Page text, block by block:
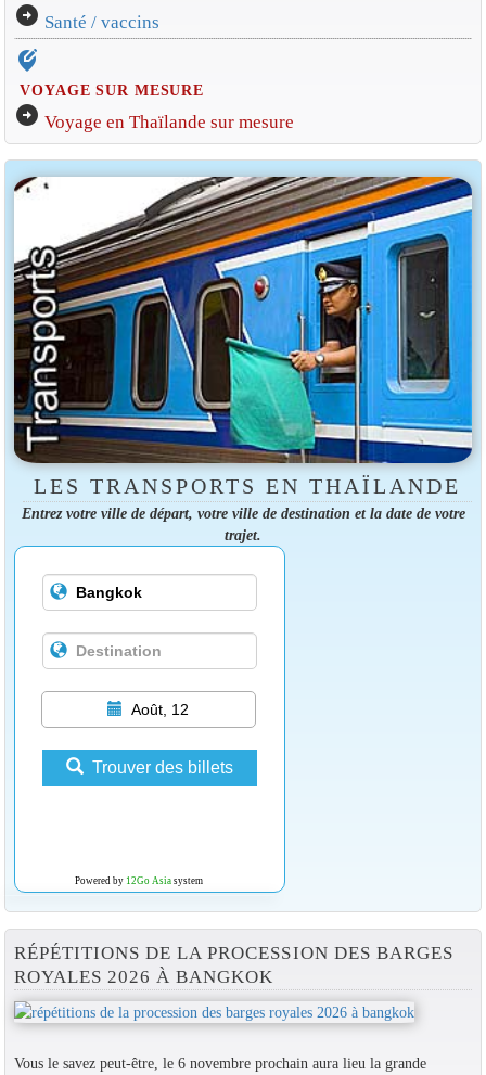
arrow_circle_right Santé / vaccins
edit_location_alt
VOYAGE SUR MESURE
arrow_circle_right Voyage en Thaïlande sur mesure
LES TRANSPORTS EN THAÏLANDE
Entrez votre ville de départ, votre ville de destination et la date de votre
trajet.
Août, 12
Trouver des billets
Powered by 12Go Asiasystem
RÉPÉTITIONS DE LA PROCESSION DES BARGES
ROYALES 2026 À BANGKOK
Vous le savez peut-être, le 6 novembre prochain aura lieu la grande